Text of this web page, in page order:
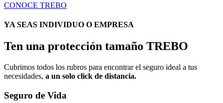
CONOCE TREBO
YA SEAS INDIVIDUO O EMPRESA
Ten una protección tamaño TREBO
Cubrimos todos los rubros para encontrar el seguro ideal a tus
necesidades, a un solo click de distancia.
Seguro de Vida